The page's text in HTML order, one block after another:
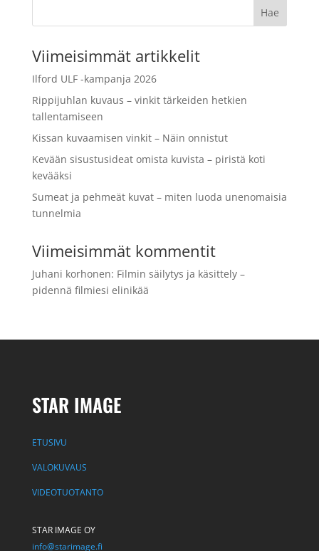
Viimeisimmät artikkelit
Ilford ULF -kampanja 2026
Rippijuhlan kuvaus – vinkit tärkeiden hetkien
tallentamiseen
Kissan kuvaamisen vinkit – Näin onnistut
Kevään sisustusideat omista kuvista – piristä koti
kevääksi
Sumeat ja pehmeät kuvat – miten luoda unenomaisia
tunnelmia
Viimeisimmät kommentit
Juhani korhonen: Filmin säilytys ja käsittely –
pidennä filmiesi elinikää
STAR IMAGE
ETUSIVU
VALOKUVAUS
VIDEOTUOTANTO
STAR IMAGE OY
info@starimage.fi